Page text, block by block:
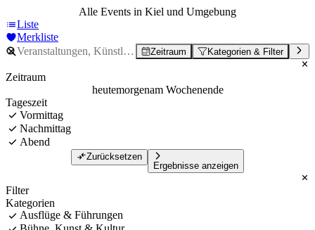
Alle Events in Kiel und Umgebung
Liste
Merkliste
Zeitraum Kategorien & Filter
Zeitraum
heutemorgenam Wochenende
Tageszeit
Vormittag
Nachmittag
Abend
Zurücksetzen
Ergebnisse anzeigen
Filter
Kategorien
Ausflüge & Führungen